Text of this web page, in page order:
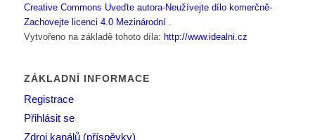
Creative Commons Uveďte autora-Neužívejte dílo komerčně-
Zachovejte licenci 4.0 Mezinárodní
Vytvořeno na základě tohoto díla: http://www.idealni.cz
ZÁKLADNÍ INFORMACE
Registrace
Přihlásit se
Zdroj kanálů (příspěvky)